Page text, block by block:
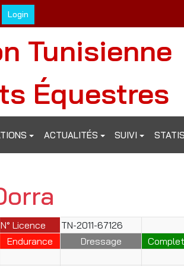
Login
Tunisienne
Équestres
ACTUALITÉS SUIVI
N° Licence
TN-2011-67126
Endurance Dressage Complet